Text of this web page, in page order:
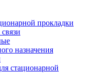
прокладки
назначения
стационарной